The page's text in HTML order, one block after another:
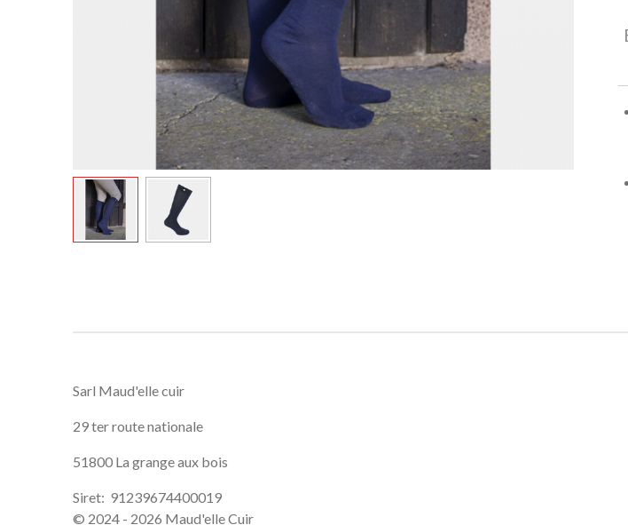
Sarl Maud'elle cuir
29 ter route nationale
51800 La grange aux bois
Siret: 91239674400019
© 2024 - 2026 Maud'elle Cuir